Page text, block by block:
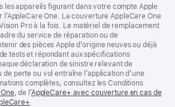
les appareils figurant dans votre compte Apple
One. La couverture AppleCare One
Pro à la fois. Le matériel de remplacement
du service de réparation ou de
des pièces Apple d’origine neuves ou déjà
tests et répondant aux spécifications
déclaration de sinistre relevant de
perte ou vol entraîne l’application d’une
complètes, consultez les Conditions
(s’ouvre
dans
, de l’AppleCare+ avec couverture en cas de